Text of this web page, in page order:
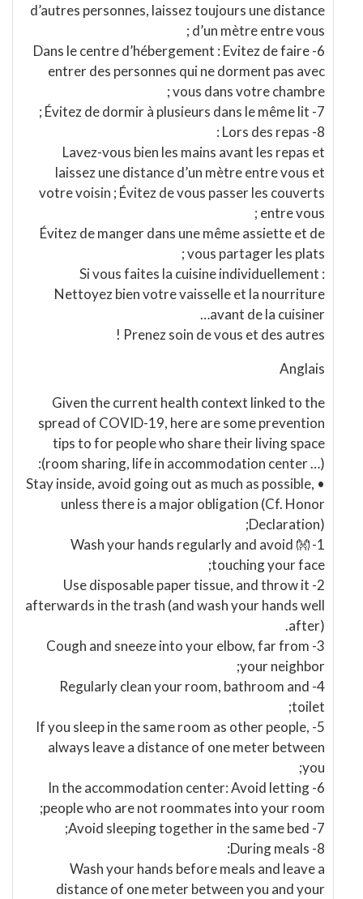
d’autres personnes, laissez toujours une distance
d’un mètre entre vous ;
6- Dans le centre d’hébergement : Evitez de faire
entrer des personnes qui ne dorment pas avec
vous dans votre chambre ;
7- Évitez de dormir à plusieurs dans le même lit ;
8- Lors des repas :
Lavez-vous bien les mains avant les repas et
laissez une distance d’un mètre entre vous et
votre voisin ; Évitez de vous passer les couverts
entre vous ;
Évitez de manger dans une même assiette et de
vous partager les plats ;
Si vous faites la cuisine individuellement :
Nettoyez bien votre vaisselle et la nourriture
avant de la cuisiner…
Prenez soin de vous et des autres !
Anglais
Given the current health context linked to the
spread of COVID-19, here are some prevention
tips to for people who share their living space
(room sharing, life in accommodation center …):
• Stay inside, avoid going out as much as possible,
unless there is a major obligation (Cf. Honor
Declaration);
1- 👐 Wash your hands regularly and avoid
touching your face;
2- Use disposable paper tissue, and throw it
afterwards in the trash (and wash your hands well
after).
3- Cough and sneeze into your elbow, far from
your neighbor;
4- Regularly clean your room, bathroom and
toilet;
5- If you sleep in the same room as other people,
always leave a distance of one meter between
you;
6- In the accommodation center: Avoid letting
people who are not roommates into your room;
7- Avoid sleeping together in the same bed;
8- During meals:
Wash your hands before meals and leave a
distance of one meter between you and your